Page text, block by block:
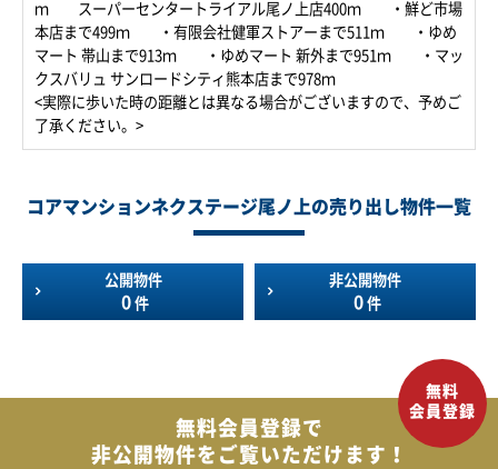
ｍ スーパーセンタートライアル尾ノ上店400ｍ ・鮮ど市場
本店まで499ｍ ・有限会社健軍ストアーまで511ｍ ・ゆめ
マート 帯山まで913ｍ ・ゆめマート 新外まで951ｍ ・マッ
クスバリュ サンロードシティ熊本店まで978ｍ
<実際に歩いた時の距離とは異なる場合がございますので、予めご
了承ください。>
コアマンションネクステージ尾ノ上の売り出し物件一覧
公開物件
0 件
非公開物件
0 件
無料会員登録で
非公開物件を ご覧いただけます！